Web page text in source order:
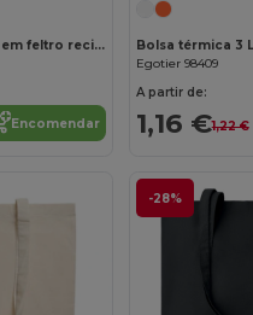
Estojo multifunções em feltro reciclado (100% rPET)
Encomendar
Egotier 98409
A partir de:
1,16 €1,22 €
-28%